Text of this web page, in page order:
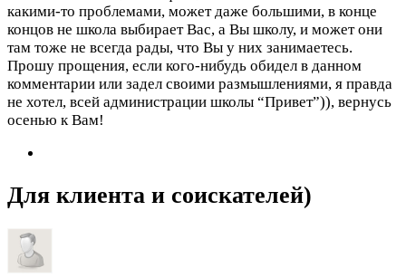
какими-то проблемами, может даже большими, в конце
концов не школа выбирает Вас, а Вы школу, и может они
там тоже не всегда рады, что Вы у них занимаетесь.
Прошу прощения, если кого-нибудь обидел в данном
комментарии или задел своими размышлениями, я правда
не хотел, всей администрации школы “Привет”)), вернусь
осенью к Вам!
Для клиента и соискателей)